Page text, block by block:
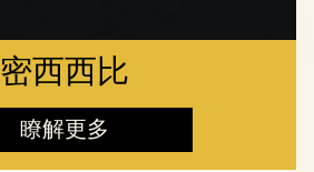
密西西比
瞭解更多